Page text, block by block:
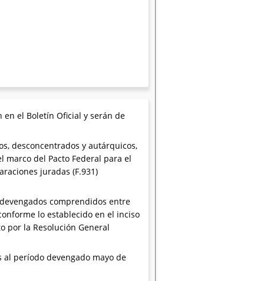
en el Boletín Oficial y serán de
desconcentrados y autárquicos,
del Pacto Federal para el
juradas (F.931)
comprendidos entre
lo establecido en el inciso
por la Resolución General
período devengado mayo de